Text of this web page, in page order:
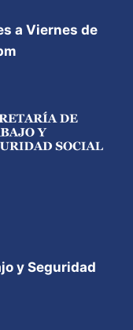
a Viernes de
y Seguridad